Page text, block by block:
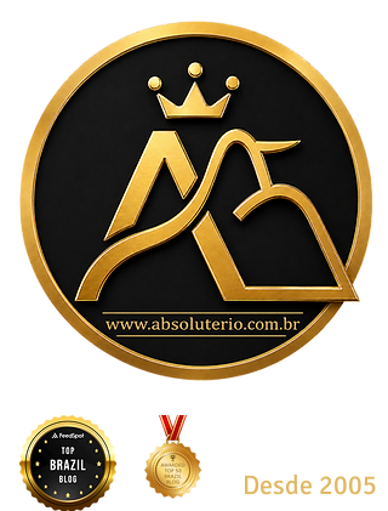
Desde 2005